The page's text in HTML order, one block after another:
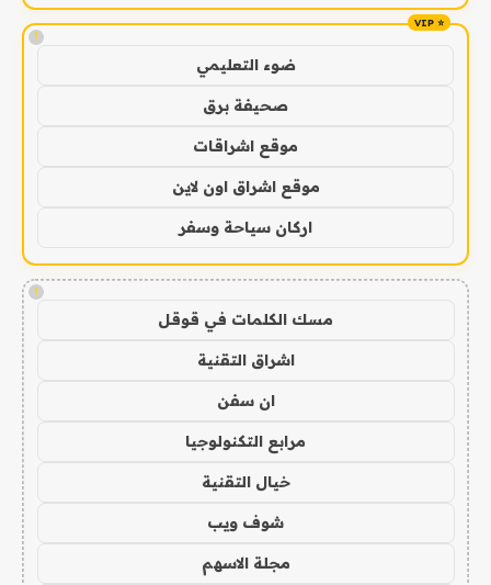
!
ضوء التعليمي
صحيفة برق
موقع اشراقات
موقع اشراق اون لاين
اركان سياحة وسفر
!
مسك الكلمات في قوقل
اشراق التقنية
ان سفن
مرابع التكنولوجيا
خيال التقنية
شوف ويب
مجلة الاسهم